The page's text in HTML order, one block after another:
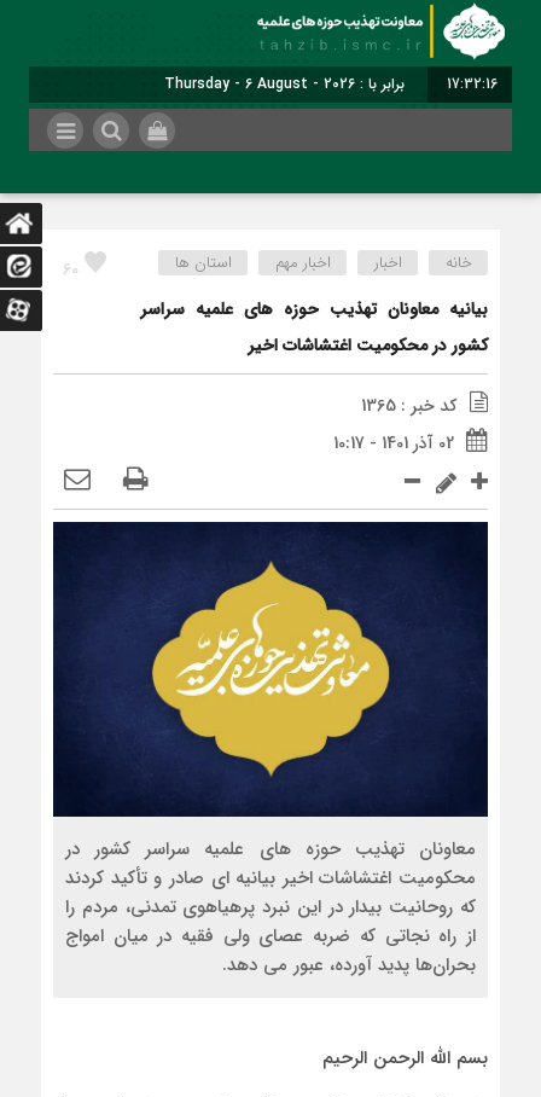
17:32:17 برابر با : Thursday - 6 August - 2026
60 خانه اخبار اخبار مهم استان ها
بیانیه معاونان تهذیب حوزه ­های علمیه سراسر
کشور در محکومیت اغتشاشات اخیر
کد خبر : 1365
02 آذر 1401 - 10:17
معاونان تهذیب حوزه ­های علمیه سراسر کشور در
محکومیت اغتشاشات اخیر بیانیه ای صادر و تأکید کردند
که روحانیت بیدار در این نبرد پرهیاهوی تمدنی، مردم را
از راه نجاتی که ضربه عصای ولی فقیه در میان امواج
بحران‌ها پدید آورده، عبور می­ دهد.
بسم الله الرحمن الرحیم